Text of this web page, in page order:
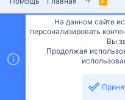
S
На данном сайте
персонализировать
Вы
Продолжая